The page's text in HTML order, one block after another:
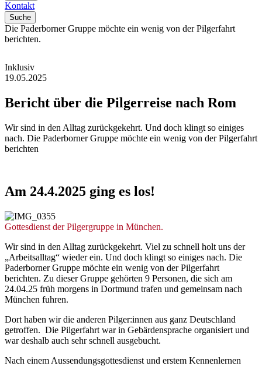
Kontakt
Suche
Die Paderborner Gruppe möchte ein wenig von der Pilgerfahrt
berichten.
Inklusiv
19.05.2025
Bericht über die Pilgerreise nach Rom
Wir sind in den Alltag zurückgekehrt. Und doch klingt so einiges
nach. Die Paderborner Gruppe möchte ein wenig von der Pilgerfahrt
berichten
Am 24.4.2025 ging es los!
Gottesdienst der Pilgergruppe in München.
Wir sind in den Alltag zurückgekehrt. Viel zu schnell holt uns der
„Arbeitsalltag“ wieder ein. Und doch klingt so einiges nach. Die
Paderborner Gruppe möchte ein wenig von der Pilgerfahrt
berichten. Zu dieser Gruppe gehörten 9 Personen, die sich am
24.04.25 früh morgens in Dortmund trafen und gemeinsam nach
München fuhren.
Dort haben wir die anderen Pilger:innen aus ganz Deutschland
getroffen. Die Pilgerfahrt war in Gebärdensprache organisiert und
war deshalb auch sehr schnell ausgebucht.
Nach einem Aussendungsgottesdienst und erstem Kennenlernen